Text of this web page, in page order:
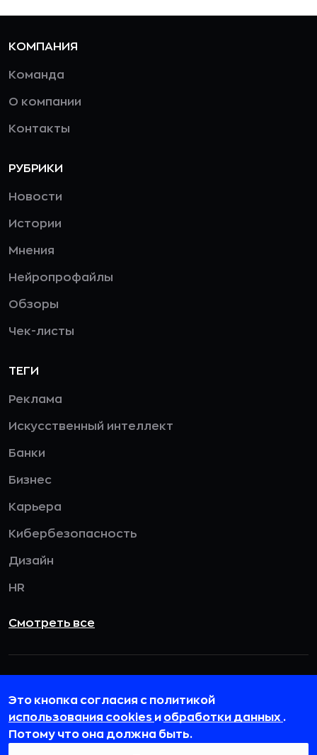
КОМПАНИЯ
Команда
О компании
Контакты
РУБРИКИ
Новости
Истории
Мнения
Нейропрофайлы
Обзоры
Чек-листы
ТЕГИ
Реклама
Искусственный интеллект
Банки
Бизнес
Карьера
Кибербезопасность
Дизайн
HR
Смотреть все
округ Даниловский, пр-кт Андропова, д. 18, к. 3
team@rb.ru
Это кнопка согласия с политикой
использования cookies и обработки данных .
Потому что она должна быть.